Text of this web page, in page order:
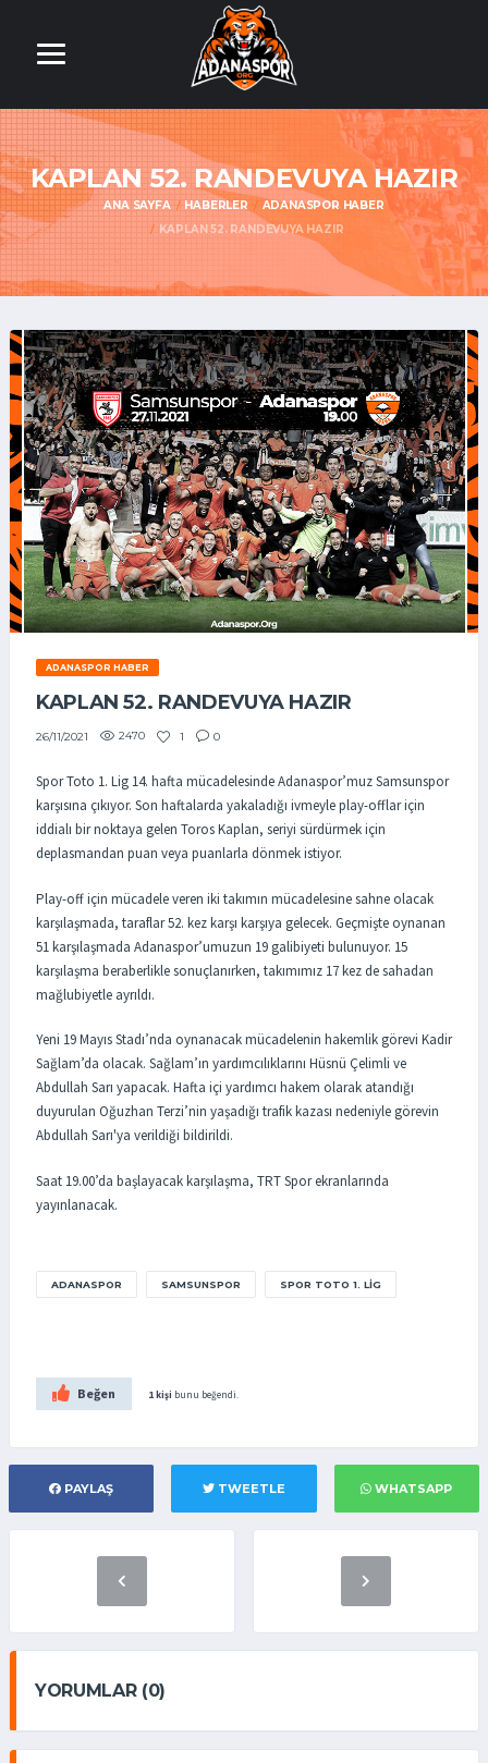
KAPLAN 52. RANDEVUYA HAZIR
ANA SAYFA HABERLER
ADANASPOR HABER
KAPLAN 52. RANDEVUYA HAZIR
ADANASPOR HABER
KAPLAN 52. RANDEVUYA HAZIR
26/11/2021 2470 1 0
Spor Toto 1. Lig 14. hafta mücadelesinde Adanaspor’muz Samsunspor
karşısına çıkıyor. Son haftalarda yakaladığı ivmeyle play-offlar için
iddialı bir noktaya gelen Toros Kaplan, seriyi sürdürmek için
deplasmandan puan veya puanlarla dönmek istiyor.
Play-off için mücadele veren iki takımın mücadelesine sahne olacak
karşılaşmada, taraflar 52. kez karşı karşıya gelecek. Geçmişte oynanan
51 karşılaşmada Adanaspor’umuzun 19 galibiyeti bulunuyor. 15
karşılaşma beraberlikle sonuçlanırken, takımımız 17 kez de sahadan
mağlubiyetle ayrıldı.
Yeni 19 Mayıs Stadı’nda oynanacak mücadelenin hakemlik görevi Kadir
Sağlam’da olacak. Sağlam’ın yardımcılıklarını Hüsnü Çelimli ve
Abdullah Sarı yapacak. Hafta içi yardımcı hakem olarak atandığı
duyurulan Oğuzhan Terzi’nin yaşadığı trafik kazası nedeniyle görevin
Abdullah Sarı'ya verildiği bildirildi.
Saat 19.00’da başlayacak karşılaşma, TRT Spor ekranlarında
yayınlanacak.
ADANASPOR SAMSUNSPOR SPOR TOTO 1. LIG
Beğen 1 kişi bunu beğendi.
PAYLAŞ TWEETLE WHATSAPP
YORUMLAR (0)